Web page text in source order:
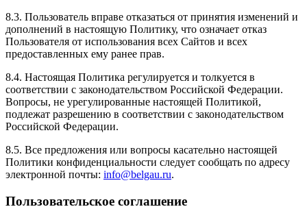
8.3. Пользователь вправе отказаться от принятия изменений и
дополнений в настоящую Политику, что означает отказ
Пользователя от использования всех Сайтов и всех
предоставленных ему ранее прав.
8.4. Настоящая Политика регулируется и толкуется в
соответствии с законодательством Российской Федерации.
Вопросы, не урегулированные настоящей Политикой,
подлежат разрешению в соответствии с законодательством
Российской Федерации.
8.5. Все предложения или вопросы касательно настоящей
Политики конфиденциальности следует сообщать по адресу
электронной почты: info@belgau.ru.
Пользовательское соглашение